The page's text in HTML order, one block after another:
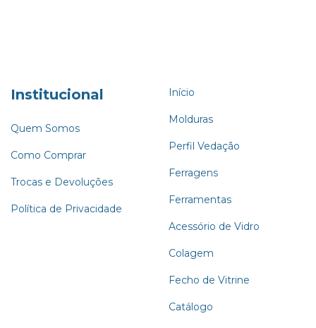
Institucional
Quem Somos
Como Comprar
Trocas e Devoluções
Política de Privacidade
Início
Molduras
Perfil Vedação
Ferragens
Ferramentas
Acessório de Vidro
Colagem
Fecho de Vitrine
Catálogo